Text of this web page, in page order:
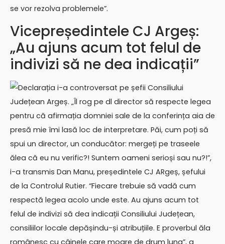
se vor rezolva problemele”.
Vicepreședintele CJ Argeș:
„Au ajuns acum tot felul de
indivizi să ne dea indicații”
Declarația i-a controversat pe șefii Consiliului
Județean Argeș. „Îl rog pe dl director să respecte legea
pentru că afirmația domniei sale de la conferința aia de
presă mie îmi lasă loc de interpretare. Păi, cum poți să
spui un director, un conducător: mergeți pe traseele
ălea că eu nu verific?! Suntem oameni serioși sau nu?!”,
i-a transmis Dan Manu, președintele CJ ARgeș, șefului
de la Controlul Rutier. “Fiecare trebuie să vadă cum
respectă legea acolo unde este. Au ajuns acum tot
felul de indivizi să dea indicații Consiliului Județean,
consiliilor locale depășindu-și atribuțiile. E proverbul ăla
românesc cu câinele care moare de drum lung”, a